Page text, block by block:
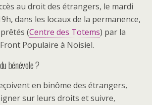
au droit des étrangers, le mardi
dans les locaux de la permanence,
(Centre des Totems) par la
Populaire à Noisiel.
bénévole ?
en binôme des étrangers,
sur leurs droits et suivre,